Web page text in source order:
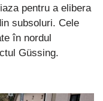
pentru a elibera
subsoluri. Cele
în nordul
Güssing.